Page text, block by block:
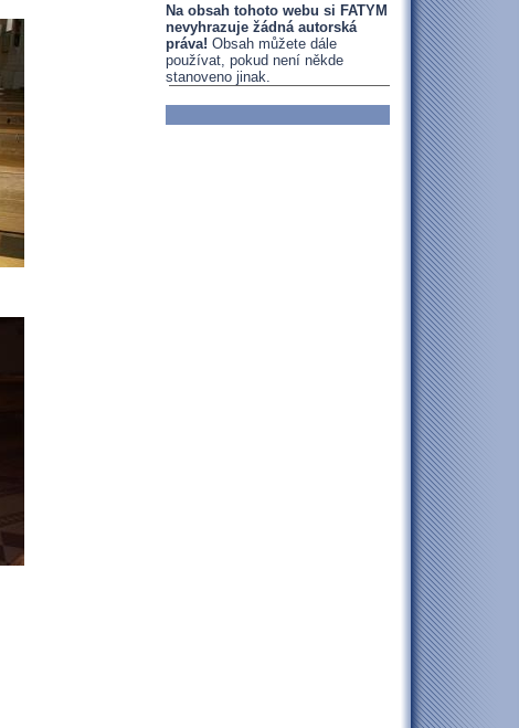
Na obsah tohoto webu si FATYM
nevyhrazuje žádná autorská
práva! Obsah můžete dále
používat, pokud není někde
stanoveno jinak.